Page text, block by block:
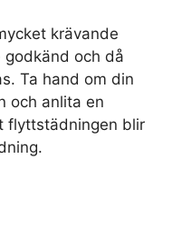
krävande
godkänd och då
Ta hand om din
och anlita en
flyttstädningen blir